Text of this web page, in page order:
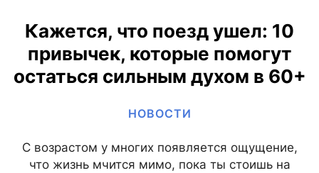
Кажется, что поезд ушел: 10
привычек, которые помогут
остаться сильным духом в 60+
НОВОСТИ
С возрастом у многих появляется ощущение,
что жизнь мчится мимо, пока ты стоишь на